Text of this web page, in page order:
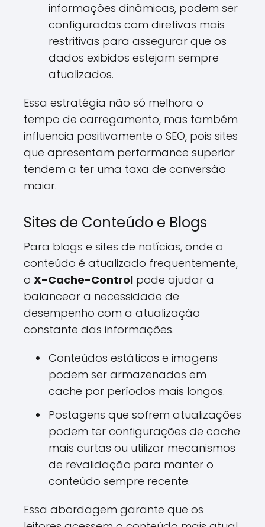
informações dinâmicas, podem ser
configuradas com diretivas mais
restritivas para assegurar que os
dados exibidos estejam sempre
atualizados.
Essa estratégia não só melhora o
tempo de carregamento, mas também
influencia positivamente o SEO, pois sites
que apresentam performance superior
tendem a ter uma taxa de conversão
maior.
Sites de Conteúdo e Blogs
Para blogs e sites de notícias, onde o
conteúdo é atualizado frequentemente,
o X-Cache-Control pode ajudar a
balancear a necessidade de
desempenho com a atualização
constante das informações.
Conteúdos estáticos e imagens
podem ser armazenados em
cache por períodos mais longos.
Postagens que sofrem atualizações
podem ter configurações de cache
mais curtas ou utilizar mecanismos
de revalidação para manter o
conteúdo sempre recente.
Essa abordagem garante que os